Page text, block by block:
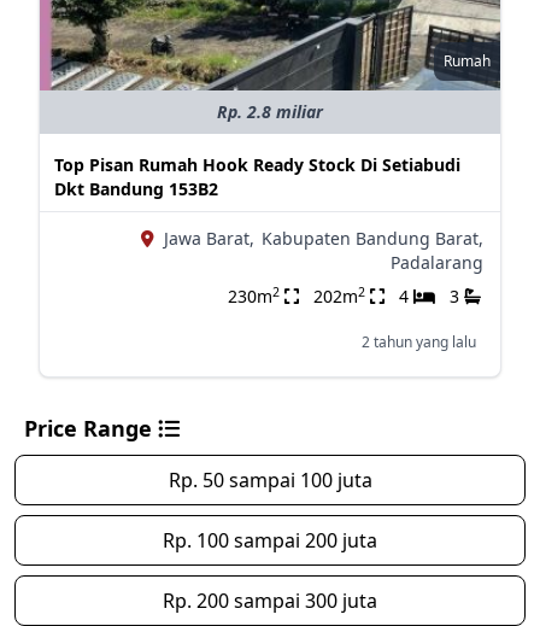
Rumah
Rp. 2.8 miliar
Top Pisan Rumah Hook Ready Stock Di Setiabudi
Dkt Bandung 153B2
Jawa Barat, Kabupaten Bandung Barat,
Padalarang
230m2 202m2 4 3
2 tahun yang lalu
Price Range
Rp. 50 sampai 100 juta
Rp. 100 sampai 200 juta
Rp. 200 sampai 300 juta